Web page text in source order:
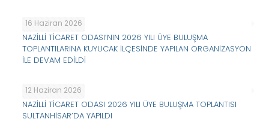
16 Haziran 2026
NAZİLLİ TİCARET ODASI’NIN 2026 YILI ÜYE BULUŞMA
TOPLANTILARINA KUYUCAK İLÇESİNDE YAPILAN ORGANİZASYON
İLE DEVAM EDİLDİ
12 Haziran 2026
NAZİLLİ TİCARET ODASI 2026 YILI ÜYE BULUŞMA TOPLANTISI
SULTANHİSAR’DA YAPILDI